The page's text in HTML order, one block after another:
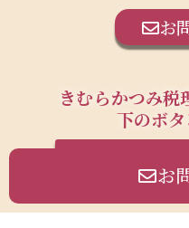
お
きむらかつみ
下のボ
お